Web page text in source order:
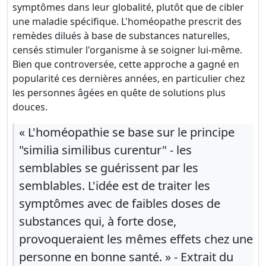
symptômes dans leur globalité, plutôt que de cibler
une maladie spécifique. L'homéopathe prescrit des
remèdes dilués à base de substances naturelles,
censés stimuler l'organisme à se soigner lui-même.
Bien que controversée, cette approche a gagné en
popularité ces dernières années, en particulier chez
les personnes âgées en quête de solutions plus
douces.
« L'homéopathie se base sur le principe
"similia similibus curentur" - les
semblables se guérissent par les
semblables. L'idée est de traiter les
symptômes avec de faibles doses de
substances qui, à forte dose,
provoqueraient les mêmes effets chez une
personne en bonne santé. » - Extrait du